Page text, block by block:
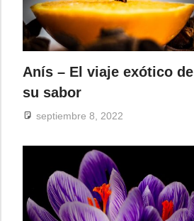
Anís – El viaje exótico de
su sabor
septiembre 8, 2022